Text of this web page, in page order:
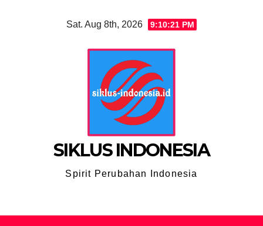
Sat. Aug 8th, 2026 9:10:23 PM
SIKLUS INDONESIA
Spirit Perubahan Indonesia